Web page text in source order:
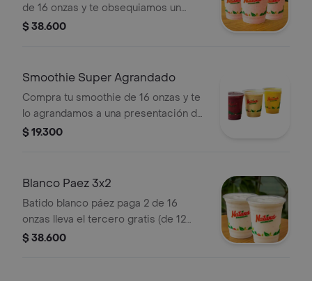
de 16 onzas y te obsequiamos un
batido de 12 onzas.
$ 38.600
Smoothie Super Agrandado
Compra tu smoothie de 16 onzas y te
lo agrandamos a una presentación de
22 onzas.
$ 19.300
Blanco Paez 3x2
Batido blanco páez paga 2 de 16
onzas lleva el tercero gratis (de 12
onzas).
$ 38.600